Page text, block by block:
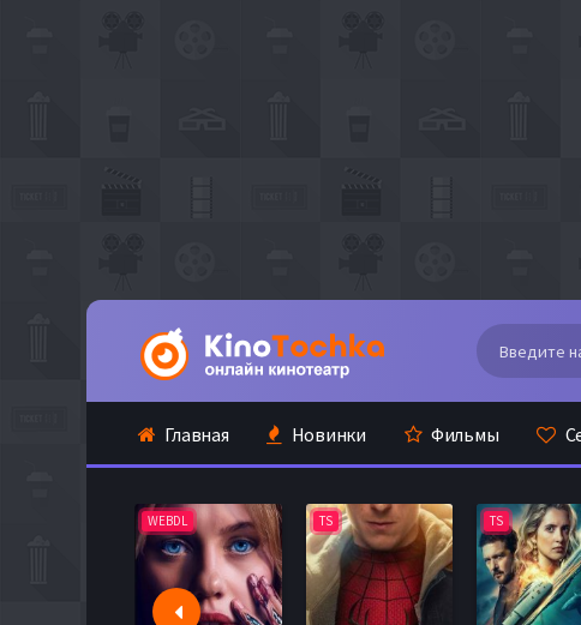
Главная Новинки Фильмы
WEBDL TS TS